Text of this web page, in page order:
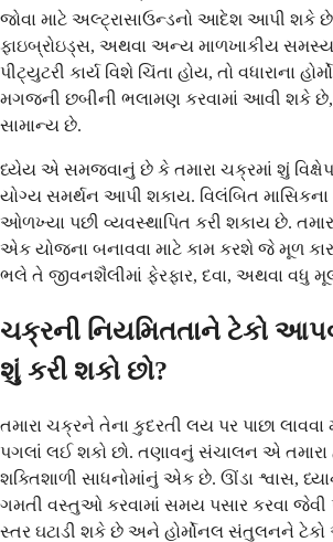
જોવા માટે અલ્ટ્રાસાઉન્ડનો આદેશ આપી
ફાઇબ્રોઇડ્સ, અથવા અન્ય માળખાકીય
પીટ્યુટરી કાર્ય વિશે ચિંતા હોય, તો વધારાના
મગજની છબીની ભલામણ કરવામાં આવી શકે
સામાન્ય છે.
ધ્યેય એ સમજવાનું છે કે તમારા ચક્રમાં શું
યોગ્ય સમર્થન આપી શકાય. વિલંબિત માસિકના
ઓળખ્યા પછી વ્યવસ્થાપિત કરી શકાય છે.
એક યોજના બનાવવા માટે કામ કરશે જે મૂળ
ભલે તે જીવનશૈલીમાં ફેરફાર, દવા, અથવા વધુ
ચક્રની નિયમિતતાને ટેકો
શું કરી શકો છો?
તમારા ચક્રને તેના કુદરતી લય પર પાછા
પગલાં લઈ શકો છો. તણાવનું સંચાલન એ તમારા
શક્તિશાળી સાધનોમાંનું એક છે. ઊંડા શ્વાસ,
ગમતી વસ્તુઓ કરવામાં સમય પસાર કરવા જેવી
સ્તર ઘટાડી શકે છે અને હોર્મોનલ સંતુલનને